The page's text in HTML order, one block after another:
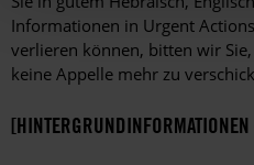
Informationen in Urgent
verlieren können, bitten wir
keine Appelle mehr zu